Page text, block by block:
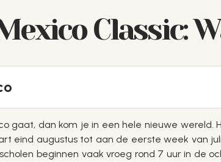
Classic:
gaat, dan kom je in een hele nieuwe
eind augustus tot aan de eerste week van
beginnen vaak vroeg rond 7 uur in de